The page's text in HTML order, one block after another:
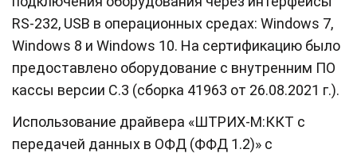
RS-232, USB в операционных средах: Windows 7,
Windows 8 и Windows 10. На сертификацию было
предоставлено оборудование с внутренним ПО
кассы версии C.3 (сборка 41963 от 26.08.2021 г.).
Использование драйвера «ШТРИХ-М:ККТ с
передачей данных в ОФД (ФФД 1.2)» с